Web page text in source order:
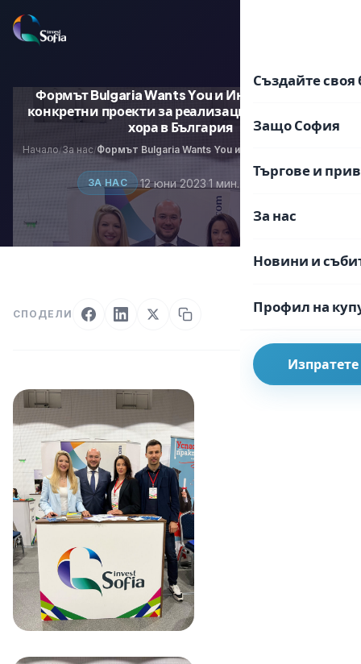
към
Създайте своя
Защо София
Търгове и
За нас
Новини и
Профил на
Формът Bulgaria Wants You и Инвест София с
конкретни проекти за реализация на младите
хора в България
Начало/За нас/
ЗА НАС ·12 юни 2023·1 мин. четене
СПОДЕЛИ